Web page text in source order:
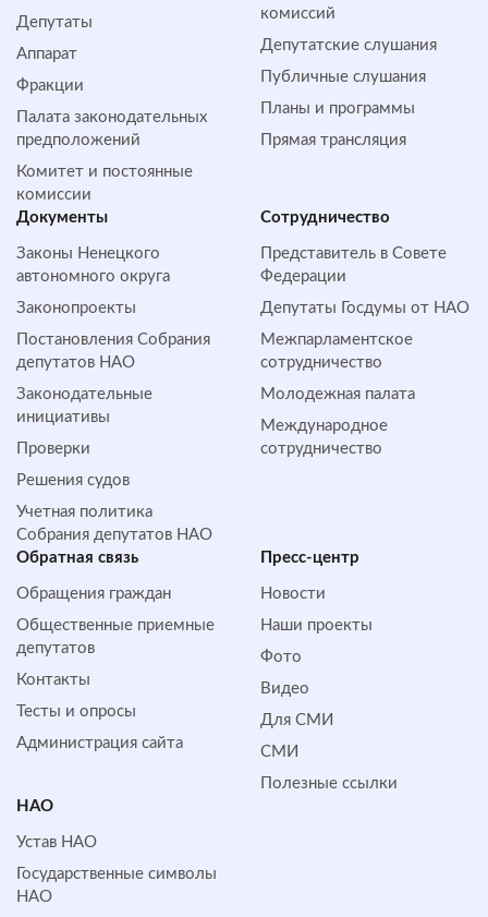
Депутаты
Аппарат
Фракции
Палата законодательных
предположений
Комитет и постоянные
комиссии
комиссий
Депутатские слушания
Публичные слушания
Планы и программы
Прямая трансляция
Документы
Законы Ненецкого
автономного округа
Законопроекты
Постановления Собрания
депутатов НАО
Законодательные
инициативы
Проверки
Решения судов
Учетная политика
Собрания депутатов НАО
Сотрудничество
Представитель в Совете
Федерации
Депутаты Госдумы от НАО
Межпарламентское
сотрудничество
Молодежная палата
Международное
сотрудничество
Обратная cвязь
Обращения граждан
Общественные приемные
депутатов
Контакты
Тесты и опросы
Администрация сайта
Пресс-центр
Новости
Наши проекты
Фото
Видео
Для СМИ
СМИ
Полезные ссылки
НАО
Устав НАО
Государственные символы
НАО